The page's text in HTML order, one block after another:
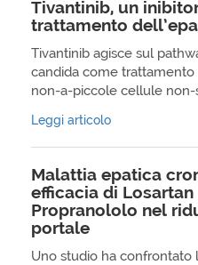
Tivantinib, un
trattamento
Tivantinib agisce sul
candida come
non-a-piccole cellule non-
Leggi articolo
Malattia epatica
efficacia di
Propranololo nel
portale
Uno studio ha confrontato